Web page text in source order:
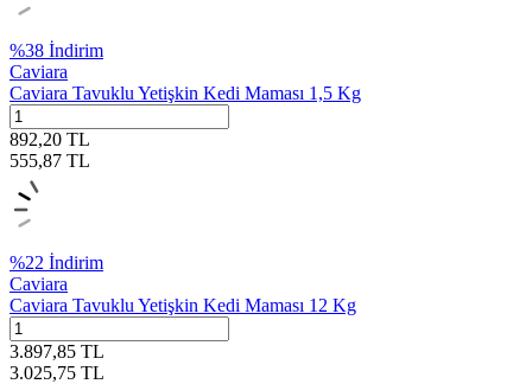
%38 İndirim
Caviara
Caviara Tavuklu Yetişkin Kedi Maması 1,5 Kg
892,20 TL
555,87 TL
%22 İndirim
Caviara
Caviara Tavuklu Yetişkin Kedi Maması 12 Kg
3.897,85 TL
3.025,75 TL